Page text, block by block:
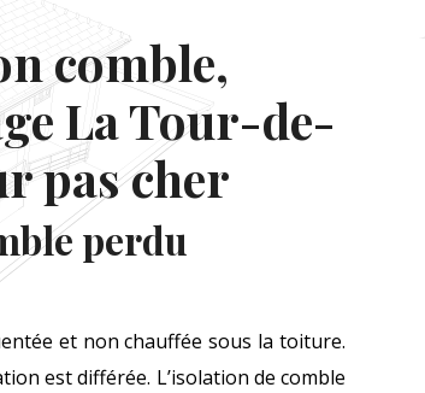
comble,
La Tour-de-
pas cher
perdu
et non chauffée sous la toiture.
est différée. L’isolation de comble